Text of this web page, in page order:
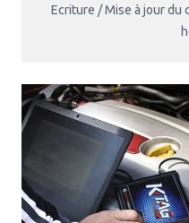
Ecriture / Mise à jour du